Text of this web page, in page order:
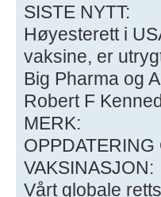
SISTE NYTT:
Høyesterett i
vaksine, er
Big Pharma og
Robert F
MERK:
VAKSINASJON:
Vårt globale